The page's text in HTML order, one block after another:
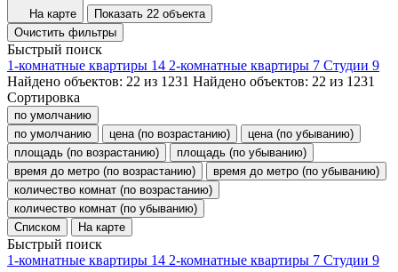
На карте
Показать 22 объекта
Очистить фильтры
Быстрый поиск
1-комнатные квартиры 14 2-комнатные квартиры 7 Студии 9
Найдено объектов: 22 из 1231 Найдено объектов: 22 из 1231
Сортировка
по умолчанию
по умолчанию
цена (по возрастанию)
цена (по убыванию)
площадь (по возрастанию)
площадь (по убыванию)
время до метро (по возрастанию)
время до метро (по убыванию)
количество комнат (по возрастанию)
количество комнат (по убыванию)
Списком
На карте
Быстрый поиск
1-комнатные квартиры 14 2-комнатные квартиры 7 Студии 9